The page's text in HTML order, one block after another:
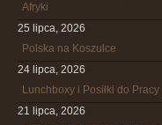
Afryki
25 lipca, 2026
Polska na Koszulce
24 lipca, 2026
Lunchboxy i Posiłki do Pracy
21 lipca, 2026